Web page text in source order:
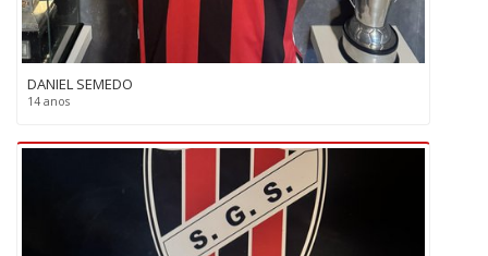
DANIEL SEMEDO
14 anos